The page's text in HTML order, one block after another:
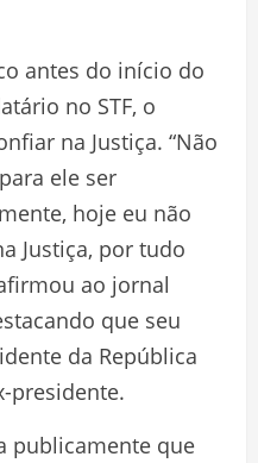
antes do início do
no STF, o
na Justiça. “Não
ele ser
hoje eu não
Justiça, por tudo
ao jornal
que seu
da República
presidente.
publicamente que